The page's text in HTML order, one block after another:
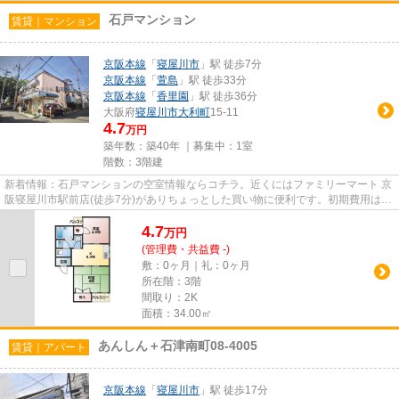
賃貸｜マンション 石戸マンション
京阪本線 「 寝屋川市 」駅 徒歩7分
京阪本線 「 萱島 」駅 徒歩33分
京阪本線 「 香里園 」駅 徒歩36分
大阪府寝屋川市大利町15-11
4.7万円
築年数：築40年 ｜募集中： 1室
階数：3階建
新着情報：石戸マンションの空室情報ならコチラ。近くにはファミリーマート 京
阪寝屋川市駅前店(徒歩7分)がありちょっとした買い物に便利です。初期費用はカ
ードで決済いただけます。...
4.7万円
(管理費・共益費 -)
敷：0ヶ月｜礼：0ヶ月
所在階：3階
間取り：2K
面積：34.00㎡
賃貸｜アパート あんしん＋石津南町08-4005
京阪本線 「 寝屋川市 」駅 徒歩17分